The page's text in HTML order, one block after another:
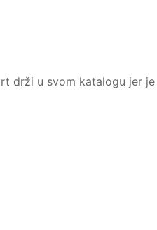
drži u svom katalogu jer